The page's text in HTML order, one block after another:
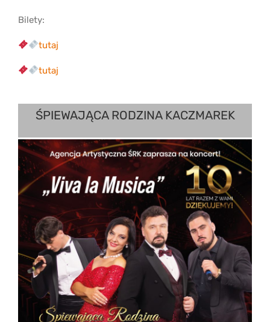
Bilety:
tutaj
tutaj
ŚPIEWAJĄCA RODZINA KACZMAREK